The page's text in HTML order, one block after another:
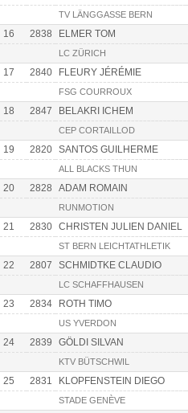
TV LÄNGGASSE BERN
16 2838 ELMER TOM
LC ZÜRICH
17 2840 FLEURY JÉRÉMIE
FSG COURROUX
18 2847 BELAKRI ICHEM
CEP CORTAILLOD
19 2820 SANTOS GUILHERME
ALL BLACKS THUN
20 2828 ADAM ROMAIN
RUNMOTION
21 2830 CHRISTEN JULIEN DANIEL
ST BERN LEICHTATHLETIK
22 2807 SCHMIDTKE CLAUDIO
LC SCHAFFHAUSEN
23 2834 ROTH TIMO
US YVERDON
24 2839 GÖLDI SILVAN
KTV BÜTSCHWIL
25 2831 KLOPFENSTEIN DIEGO
STADE GENÈVE